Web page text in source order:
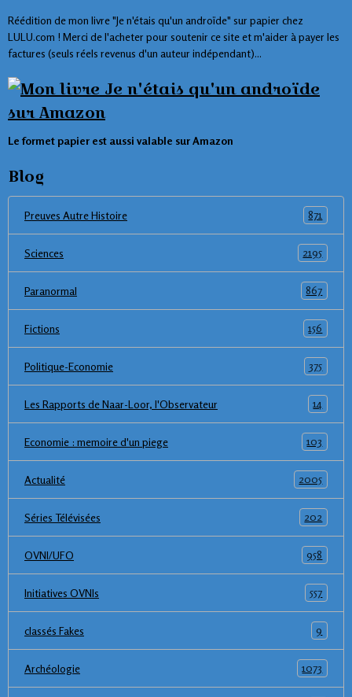
Réédition de mon livre "Je n'étais qu'un androïde" sur papier chez
LULU.com ! Merci de l'acheter pour soutenir ce site et m'aider à payer les
factures (seuls réels revenus d'un auteur indépendant)...
Le formet papier est aussi valable sur Amazon
Blog
Preuves Autre Histoire 871
Sciences 2195
Paranormal 867
Fictions 156
Politique-Economie 375
Les Rapports de Naar-Loor, l'Observateur 14
Economie : memoire d'un piege 103
Actualité 2005
Séries Télévisées 202
OVNI/UFO 958
Initiatives OVNIs 557
classés Fakes 9
Archéologie 1073